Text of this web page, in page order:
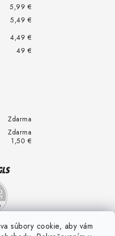
súbory cookie, aby vám
5,99 €
5,49 €
4,49 €
49 €
Zdarma
Zdarma
1,50 €